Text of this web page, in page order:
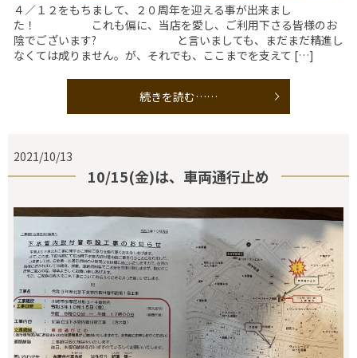
４／１２をもちまして、２０周年を迎える事が出来まし
た！ これも偏に、当店を愛し、ご利用下さる皆様のお
陰でございます? と言いましても、まだまだ精進し
なくては成りません。が、それでも、ここまでを支えて […]
続きを読む……
2021/10/13
10/15(金)は、車両通行止め